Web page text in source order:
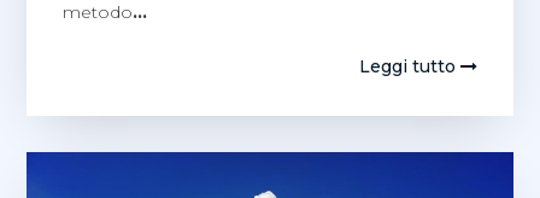
metodo…
Leggi tutto